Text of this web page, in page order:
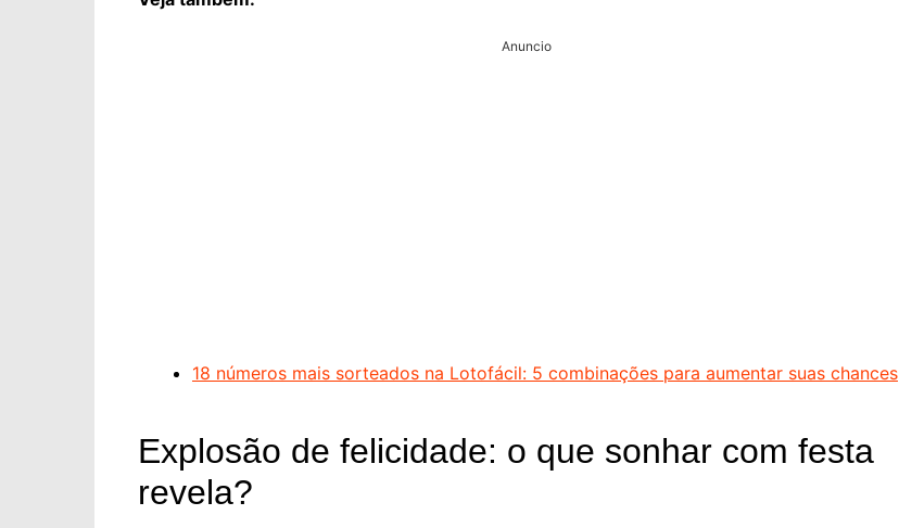
Anuncio
18 números mais sorteados na Lotofácil: 5 combinações para aumentar suas chances
Explosão de felicidade: o que sonhar com festa
revela?